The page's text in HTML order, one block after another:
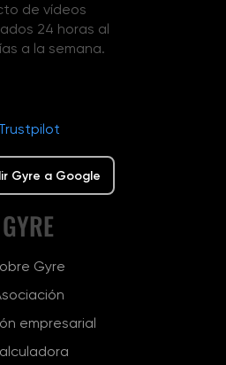
de vídeos
24 horas al
a la semana.
Gyre a Google
GYRE
Gyre
empresarial